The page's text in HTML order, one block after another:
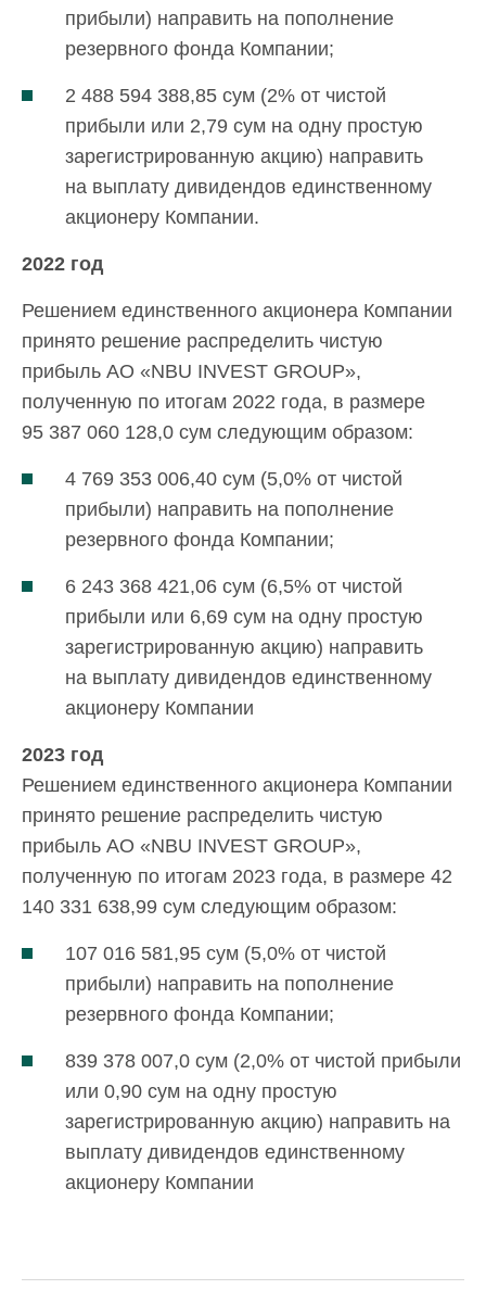
прибыли) направить на пополнение
резервного фонда Компании;
2 488 594 388,85 сум (2% от чистой
прибыли или 2,79 сум на одну простую
зарегистрированную акцию) направить
на выплату дивидендов единственному
акционеру Компании.
2022 год
Решением единственного акционера Компании
принято решение распределить чистую
прибыль АО «NBU INVEST GROUP»,
полученную по итогам 2022 года, в размере
95 387 060 128,0 сум следующим образом:
4 769 353 006,40 сум (5,0% от чистой
прибыли) направить на пополнение
резервного фонда Компании;
6 243 368 421,06 сум (6,5% от чистой
прибыли или 6,69 сум на одну простую
зарегистрированную акцию) направить
на выплату дивидендов единственному
акционеру Компании
2023 год
Решением единственного акционера Компании
принято решение распределить чистую
прибыль АО «NBU INVEST GROUP»,
полученную по итогам 2023 года, в размере 42
140 331 638,99 сум следующим образом:
107 016 581,95 сум (5,0% от чистой
прибыли) направить на пополнение
резервного фонда Компании;
839 378 007,0 сум (2,0% от чистой прибыли
или 0,90 сум на одну простую
зарегистрированную акцию) направить на
выплату дивидендов единственному
акционеру Компании